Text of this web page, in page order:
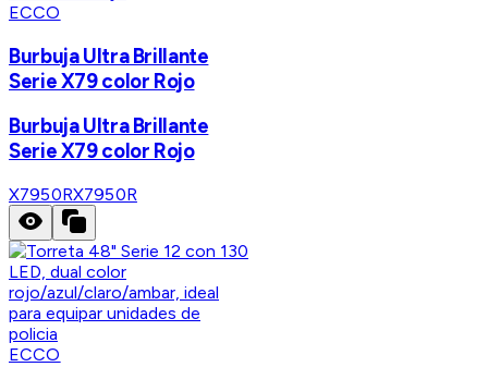
ECCO
Burbuja Ultra Brillante
Serie X79 color Rojo
Burbuja Ultra Brillante
Serie X79 color Rojo
X7950RX7950R
ECCO